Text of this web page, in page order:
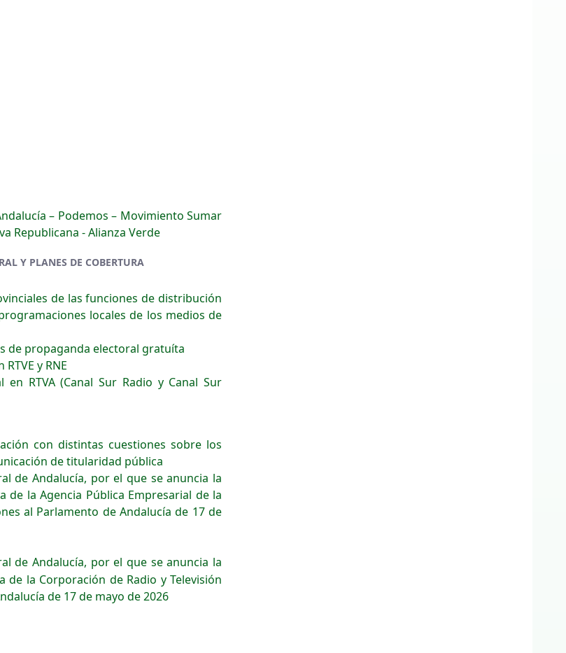
– Podemos – Movimiento Sumar
Republicana - Alianza Verde
Y PLANES DE COBERTURA
de las funciones de distribución
locales de los medios de
de propaganda electoral gratuíta
y RNE
RTVA (Canal Sur Radio y Canal Sur
con distintas cuestiones sobre los
de titularidad pública
de Andalucía, por el que se anuncia la
la Agencia Pública Empresarial de la
al Parlamento de Andalucía de 17 de
de Andalucía, por el que se anuncia la
la Corporación de Radio y Televisión
de 17 de mayo de 2026